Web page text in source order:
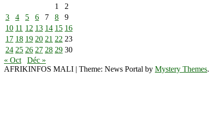
1
2
3
4 5 6 7 8
9
10 11 12 13 14 15 16
17 18 19 20 21 22 23
24 25 26 27 28 29 30
« Oct
Déc »
AFRIKINFOS MALI | Theme: News Portal by Mystery Themes.